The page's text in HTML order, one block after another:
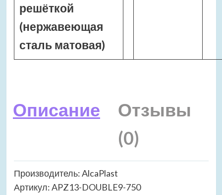
решёткой
(нержавеющая
сталь матовая)
Описание
Отзывы
(0)
Производитель: AlcaPlast
Артикул: APZ13-DOUBLE9-750